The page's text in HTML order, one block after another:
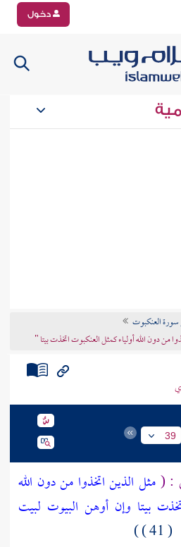
دخول
سورة العنكبوت
من دون الله أولياء كمثل العنكبوت اتخذت بيتا "
39
: (مثل الذين اتخذوا من دون الله
بيتا وإن أوهن البيوت لبيت
( 41 ) )